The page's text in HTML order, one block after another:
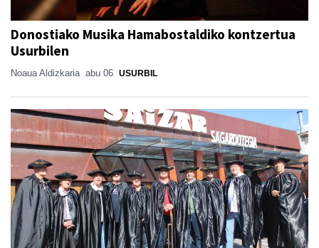
Donostiako Musika Hamabostaldiko kontzertua
Usurbilen
Noaua Aldizkaria abu 06 USURBIL